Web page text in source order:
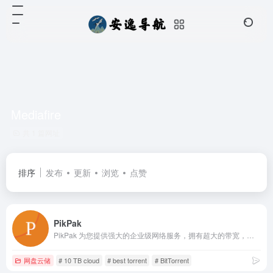
排序 发布 更新 浏览 点赞
PikPak
网盘云储 # 10 TB cloud # best torrent # BitTorrent